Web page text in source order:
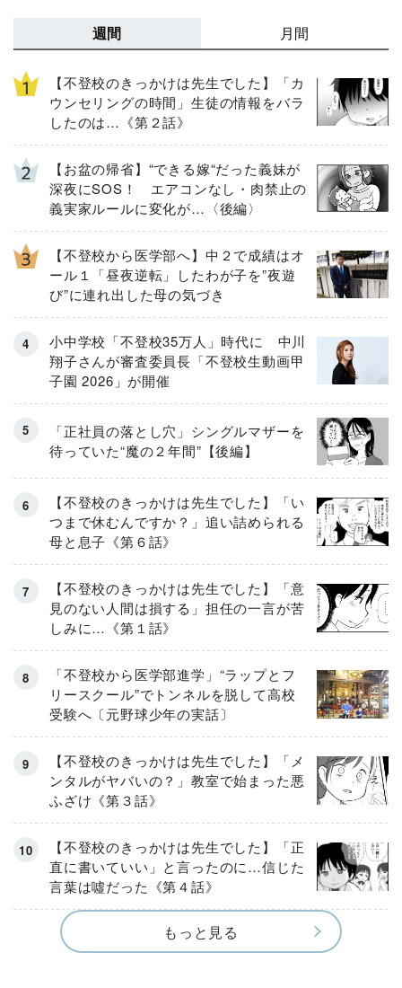
週間 月間
【不登校のきっかけは先生でした】「カ
ウンセリングの時間」生徒の情報をバラ
したのは…《第２話》
【お盆の帰省】“できる嫁“だった義妹が
深夜にSOS！ エアコンなし・肉禁止の
義実家ルールに変化が…〈後編〉
【不登校から医学部へ】中２で成績はオ
ール１「昼夜逆転」したわが子を”夜遊
び”に連れ出した母の気づき
小中学校「不登校35万人」時代に 中川
翔子さんが審査委員長「不登校生動画甲
子園 2026」が開催
「正社員の落とし穴」シングルマザーを
待っていた“魔の２年間”【後編】
【不登校のきっかけは先生でした】「い
つまで休むんですか？」追い詰められる
母と息子《第６話》
【不登校のきっかけは先生でした】「意
見のない人間は損する」担任の一言が苦
しみに…《第１話》
「不登校から医学部進学」“ラップとフ
リースクール”でトンネルを脱して高校
受験へ〔元野球少年の実話〕
【不登校のきっかけは先生でした】「メ
ンタルがヤバいの？」教室で始まった悪
ふざけ《第３話》
【不登校のきっかけは先生でした】「正
直に書いていい」と言ったのに…信じた
言葉は噓だった《第４話》
もっと見る